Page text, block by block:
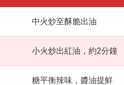
中火炒至酥脆出油
小火炒出紅油，約2分鐘
糖平衡辣味，醬油提鮮